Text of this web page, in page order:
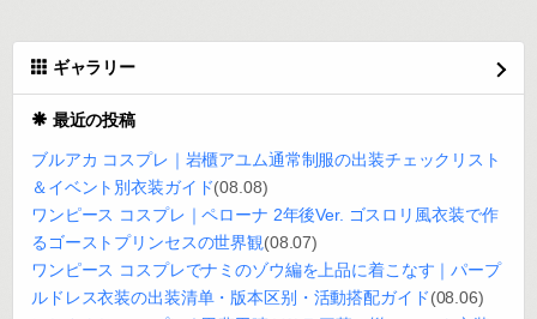
ギャラリー
最近の投稿
ブルアカ コスプレ｜岩櫃アユム通常制服の出装チェックリスト
＆イベント別衣装ガイド(08.08)
ワンピース コスプレ｜ペローナ 2年後Ver. ゴスロリ風衣装で作
るゴーストプリンセスの世界観(08.07)
ワンピース コスプレでナミのゾウ編を上品に着こなす｜パープ
ルドレス衣装の出装清单・版本区别・活動搭配ガイド(08.06)